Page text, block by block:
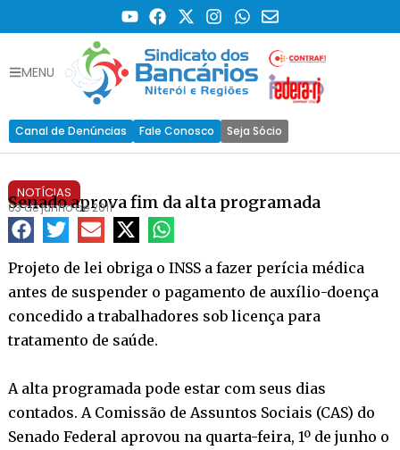
MENU
Canal de Denúncias Fale Conosco Seja Sócio
NOTÍCIAS
Senado aprova fim da alta programada
03 de junho de 2011
Projeto de lei obriga o INSS a fazer perícia médica
antes de suspender o pagamento de auxílio-doença
concedido a trabalhadores sob licença para
tratamento de saúde.
A alta programada pode estar com seus dias
contados. A Comissão de Assuntos Sociais (CAS) do
Senado Federal aprovou na quarta-feira, 1º de junho o